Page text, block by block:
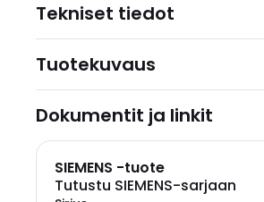
Tekniset tiedot
Tuotekuvaus
Dokumentit ja linkit
SIEMENS -tuote
Tutustu SIEMENS-sarjaan